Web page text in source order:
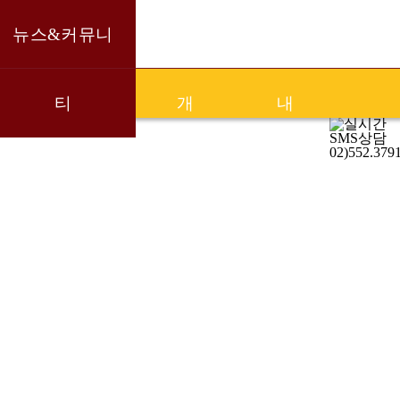
뉴스&커뮤니
티 개 내
고객센터